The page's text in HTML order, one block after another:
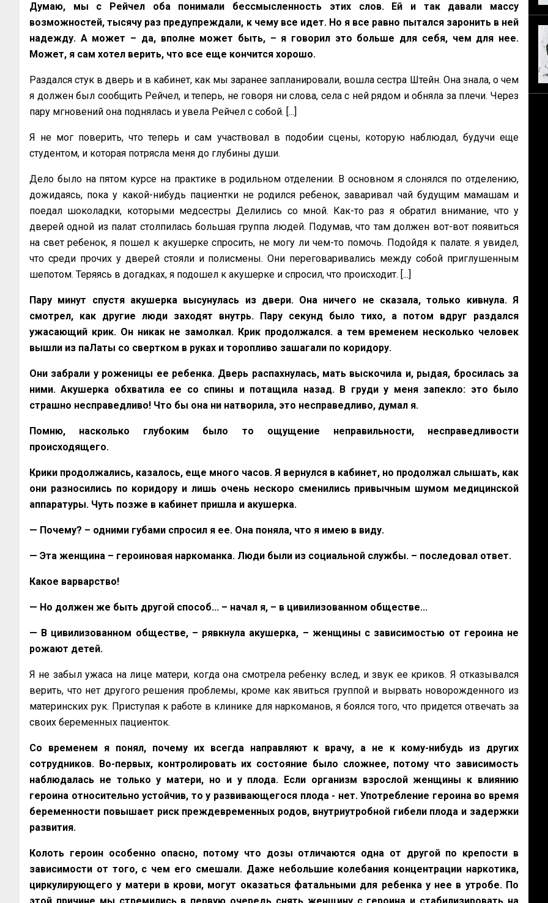
Думаю, мы с Рейчел оба понимали бессмысленность этих слов. Ей и так давали массу
возможностей, тысячу раз предупреждали, к чему все идет. Но я все равно пытался заронить в ней
надежду. А может – да, вполне может быть, – я говорил это больше для себя, чем для нее.
Может, я сам хотел верить, что все еще кончится хорошо.
Раздался стук в дверь и в кабинет, как мы заранее запланировали, вошла сестра Штейн. Она знала, о чем
я должен был сообщить Рейчел, и теперь, не говоря ни слова, села с ней рядом и обняла за плечи. Через
пару мгновений она поднялась и увела Рейчел с собой. [...]
Я не мог поверить, что теперь и сам участвовал в подобии сцены, которую наблюдал, будучи еще
студентом, и которая потрясла меня до глубины души.
Дело было на пятом курсе на практике в родильном отделении. В основном я слонялся по отделению,
дожидаясь, пока у какой-нибудь пациентки не родился ребенок, заваривал чай будущим мамашам и
поедал шоколадки, которыми медсестры Делились со мной. Как-то раз я обратил внимание, что у
дверей одной из палат столпилась большая группа людей. Подумав, что там должен вот-вот появиться
на свет ребенок, я пошел к акушерке спросить, не могу ли чем-то помочь. Подойдя к палате. я увидел,
что среди прочих у дверей стояли и полисмены. Они переговаривались между собой приглушенным
шепотом. Теряясь в догадках, я подошел к акушерке и спросил, что происходит. [...]
Пару минут спустя акушерка высунулась из двери. Она ничего не сказала, только кивнула. Я
смотрел, как другие люди заходят внутрь. Пару секунд было тихо, а потом вдруг раздался
ужасающий крик. Он никак не замолкал. Крик продолжался. а тем временем несколько человек
вышли из паЛаты со свертком в руках и торопливо зашагали по коридору.
Они забрали у роженицы ее ребенка. Дверь распахнулась, мать выскочила и, рыдая, бросилась за
ними. Акушерка обхватила ее со спины и потащила назад. В груди у меня запекло: это было
страшно несправедливо! Что бы она ни натворила, это несправедливо, думал я.
Помню, насколько глубоким было то ощущение неправильности, несправедливости
происходящего.
Крики продолжались, казалось, еще много часов. Я вернулся в кабинет, но продолжал слышать, как
они разносились по коридору и лишь очень нескоро сменились привычным шумом медицинской
аппаратуры. Чуть позже в кабинет пришла и акушерка.
— Почему? – одними губами спросил я ее. Она поняла, что я имею в виду.
— Эта женщина – героиновая наркоманка. Люди были из социальной службы. – последовал ответ.
Какое варварство!
— Но должен же быть другой способ... – начал я, – в цивилизованном обществе...
— В цивилизованном обществе, – рявкнула акушерка, – женщины с зависимостью от героина не
рожают детей.
Я не забыл ужаса на лице матери, когда она смотрела ребенку вслед, и звук ее криков. Я отказывался
верить, что нет другого решения проблемы, кроме как явиться группой и вырвать новорожденного из
материнских рук. Приступая к работе в клинике для наркоманов, я боялся того, что придется отвечать за
своих беременных пациенток.
Со временем я понял, почему их всегда направляют к врачу, а не к кому-нибудь из других
сотрудников. Во-первых, контролировать их состояние было сложнее, потому что зависимость
наблюдалась не только у матери, но и у плода. Если организм взрослой женщины к влиянию
героина относительно устойчив, то у развивающегося плода - нет. Употребление героина во время
беременности повышает риск преждевременных родов, внутриутробной гибели плода и задержки
развития.
Колоть героин особенно опасно, потому что дозы отличаются одна от другой по крепости в
зависимости от того, с чем его смешали. Даже небольшие колебания концентрации наркотика,
циркулирующего у матери в крови, могут оказаться фатальными для ребенка у нее в утробе. По